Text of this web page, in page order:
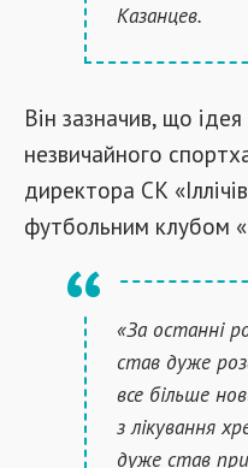
Казанцев.
Він зазначив, що
незвичайного
директора СК
футбольним клубом
«За останні
став дуже
все більше
з лікування
дуже став